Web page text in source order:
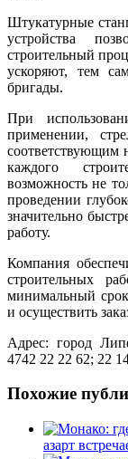
Штукатурные
устройства
строительный
ускоряют, тем
бригады.
При
применении,
соответствующим
каждого
возможность не
проведении
значительно
работу.
Компания
строительных
минимальный
и осуществить
Адрес: город
4742 22 22 62; 22
Похожие
азарт